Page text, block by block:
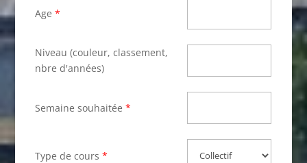
Age *
Niveau (couleur, classement,
nbre d'années)
Semaine souhaitée *
Type de cours *